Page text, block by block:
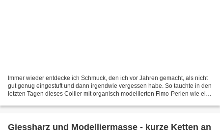
Immer wieder entdecke ich Schmuck, den ich vor Jahren gemacht, als nicht
gut genug eingestuft und dann irgendwie vergessen habe. So tauchte in den
letzten Tagen dieses Collier mit organisch modellierten Fimo-Perlen wie ein
Giessharz und Modelliermasse - kurze Ketten an